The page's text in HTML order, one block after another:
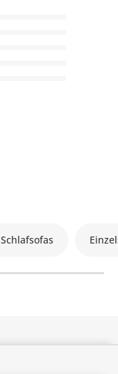
Schlafsofas